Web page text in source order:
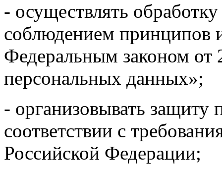
- осуществлять
соблюдением принципов
Федеральным законом
персональных данных»;
- организовывать
соответствии с
Российской Федерации;